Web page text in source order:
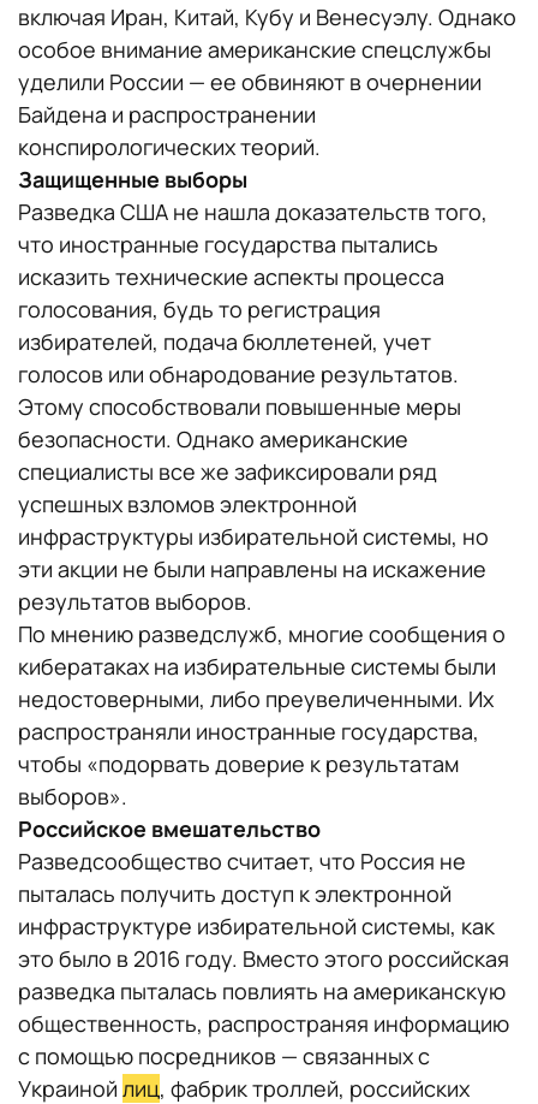
включая Иран, Китай, Кубу и Венесуэлу. Однако
особое внимание американские спецслужбы
уделили России — ее обвиняют в очернении
Байдена и распространении
конспирологических теорий.
Защищенные выборы
Разведка США не нашла доказательств того,
что иностранные государства пытались
исказить технические аспекты процесса
голосования, будь то регистрация
избирателей, подача бюллетеней, учет
голосов или обнародование результатов.
Этому способствовали повышенные меры
безопасности. Однако американские
специалисты все же зафиксировали ряд
успешных взломов электронной
инфраструктуры избирательной системы, но
эти акции не были направлены на искажение
результатов выборов.
По мнению разведслужб, многие сообщения о
кибератаках на избирательные системы были
недостоверными, либо преувеличенными. Их
распространяли иностранные государства,
чтобы «подорвать доверие к результатам
выборов».
Российское вмешательство
Разведсообщество считает, что Россия не
пыталась получить доступ к электронной
инфраструктуре избирательной системы, как
это было в 2016 году. Вместо этого российская
разведка пыталась повлиять на американскую
общественность, распространяя информацию
с помощью посредников — связанных с
Украиной лиц, фабрик троллей, российских